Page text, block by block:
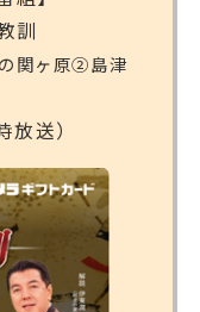
訓
の関ヶ原②島津
放送）